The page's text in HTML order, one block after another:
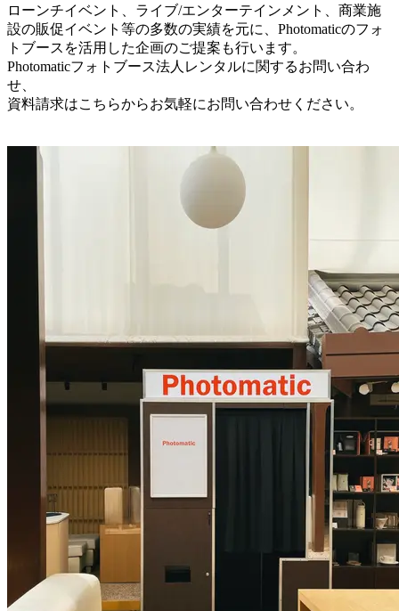
ローンチイベント、ライブ/エンターテインメント、商業施
設の販促イベント等の多数の実績を元に、Photomaticのフォ
トブースを活用した企画のご提案も行います。
Photomaticフォトブース法人レンタルに関するお問い合わ
せ、
資料請求はこちらからお気軽にお問い合わせください。